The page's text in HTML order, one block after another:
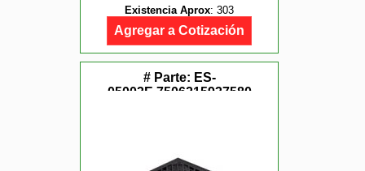
Existencia Aprox: 303
Agregar a Cotización
# Parte: ES-
05003E,7506215937580